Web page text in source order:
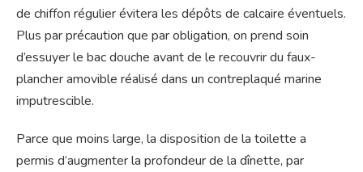
de chiffon régulier évitera les dépôts de calcaire éventuels.
Plus par précaution que par obligation, on prend soin
d’essuyer le bac douche avant de le recouvrir du faux-
plancher amovible réalisé dans un contreplaqué marine
imputrescible.
Parce que moins large, la disposition de la toilette a
permis d’augmenter la profondeur de la dînette, par